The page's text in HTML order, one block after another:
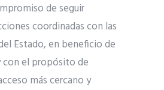
de seguir
coordinadas con las
Estado, en beneficio de
el propósito de
más cercano y